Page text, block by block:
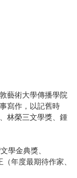
藝術大學傳播學院
寫作，以記舊時
林榮三文學獎、鍾
學金典獎、
年度最期待作家、